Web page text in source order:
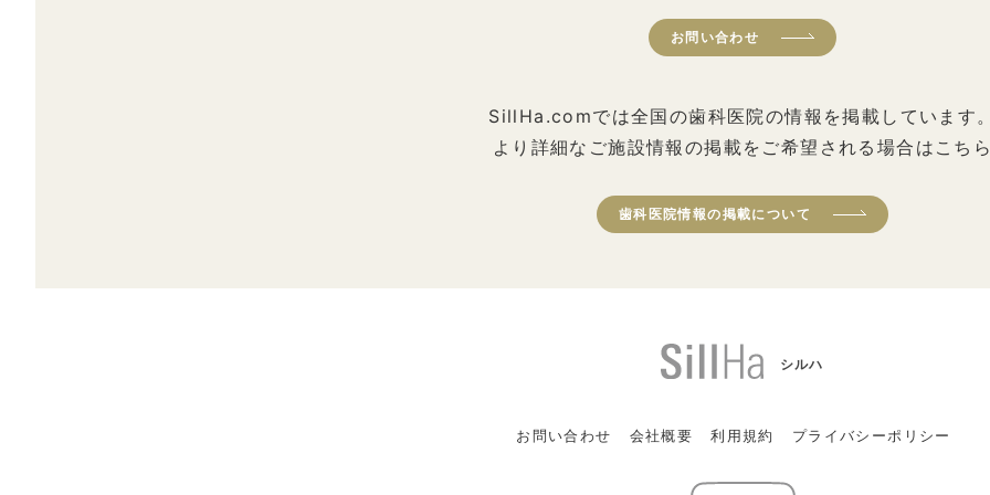
お問い合わせ
SillHa.comでは全国の歯科医院の情報を掲載しています
より詳細なご施設情報の掲載をご希望される場合はこち
歯科医院情報の掲載について
シルハ
お問い合わせ 会社概要 利用規約 プライバシーポリシー